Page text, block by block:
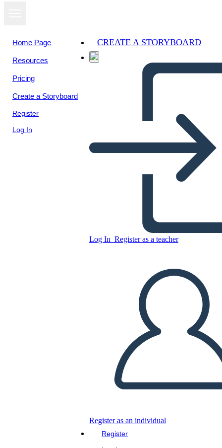
Home Page
Resources
Pricing
Create a Storyboard
Register
Log In
CREATE A STORYBOARD
Log In Register as a teacher
Register as an individual
Register
מפת תווים עבור פרחים לאלג'רנון
Copy this Storyboard
CREATE A STORYBOARD
PLAY SLIDESHOW
READ TO ME